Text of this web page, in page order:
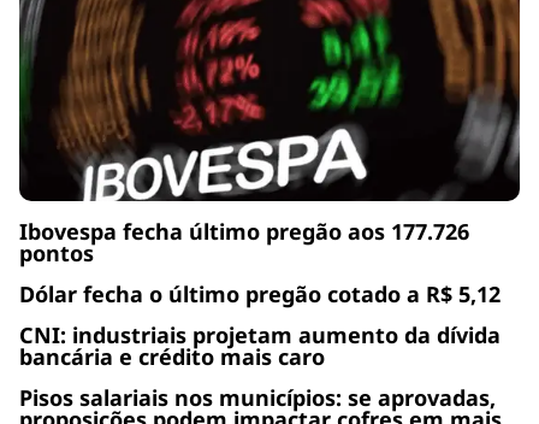
Ibovespa fecha último pregão aos 177.726
pontos
Dólar fecha o último pregão cotado a R$ 5,12
CNI: industriais projetam aumento da dívida
bancária e crédito mais caro
Pisos salariais nos municípios: se aprovadas,